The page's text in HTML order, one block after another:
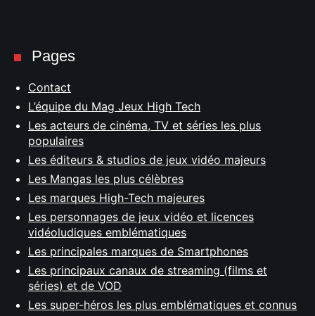
Pages
Contact
L’équipe du Mag Jeux High Tech
Les acteurs de cinéma, TV et séries les plus
populaires
Les éditeurs & studios de jeux vidéo majeurs
Les Mangas les plus célèbres
Les marques High-Tech majeures
Les personnages de jeux vidéo et licences
vidéoludiques emblématiques
Les principales marques de Smartphones
Les principaux canaux de streaming (films et
séries) et de VOD
Les super-héros les plus emblématiques et connus